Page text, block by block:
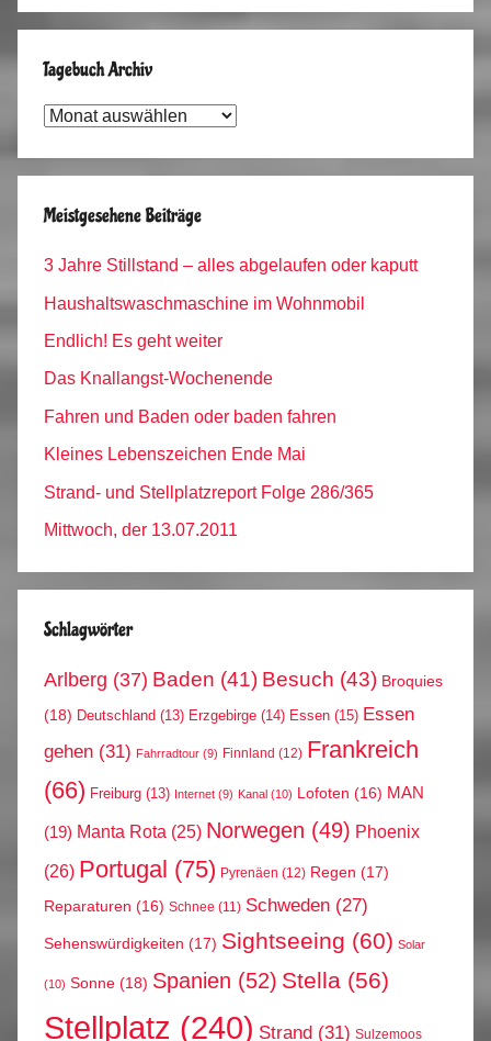
Tagebuch Archiv
Tagebuch
Meistgesehene Beiträge
3 Jahre Stillstand – alles abgelaufen oder kaputt
Haushaltswaschmaschine im Wohnmobil
Endlich! Es geht weiter
Das Knallangst-Wochenende
Fahren und Baden oder baden fahren
Kleines Lebenszeichen Ende Mai
Strand- und Stellplatzreport Folge 286/365
Mittwoch, der 13.07.2011
Schlagwörter
Arlberg (37) Baden (41) Besuch (43) Broquies
(18) Deutschland (13) Erzgebirge (14) Essen (15) Essen
gehen (31) Fahrradtour (9) Finnland (12) Frankreich
(66) Freiburg (13) Internet (9) Kanal (10) Lofoten (16) MAN
(19) Manta Rota (25) Norwegen (49) Phoenix
(26) Portugal (75) Pyrenäen (12) Regen (17)
Reparaturen (16) Schnee (11) Schweden (27)
Sehenswürdigkeiten (17) Sightseeing (60) Solar
(10) Sonne (18) Spanien (52) Stella (56)
Stellplatz (240) Strand (31) Sulzemoos